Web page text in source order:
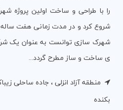
را با طراحی و ساخت اولین پروژه
شروع کرد و در مدت زمانی هفت ساله
شهرک سازی توانست به عنوان یک
ی ساخت و ساز مطرح گردد...
بکنده